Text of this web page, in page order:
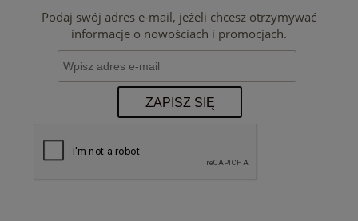
Podaj swój adres e-mail, jeżeli chcesz otrzymywać
informacje o nowościach i promocjach.
ZAPISZ SIĘ